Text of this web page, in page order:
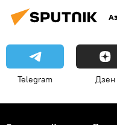
Telegram Дзен